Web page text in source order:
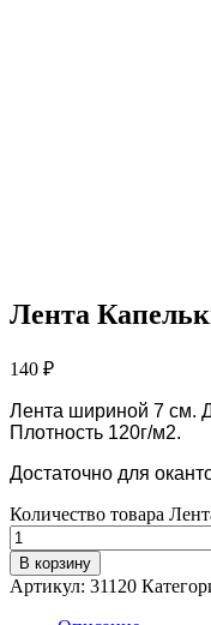
Лента
140 ₽
Лента шириной 7 см.
Плотность 120г/м2.
Достаточно для
Количество товара
В корзину
Артикул: 31120